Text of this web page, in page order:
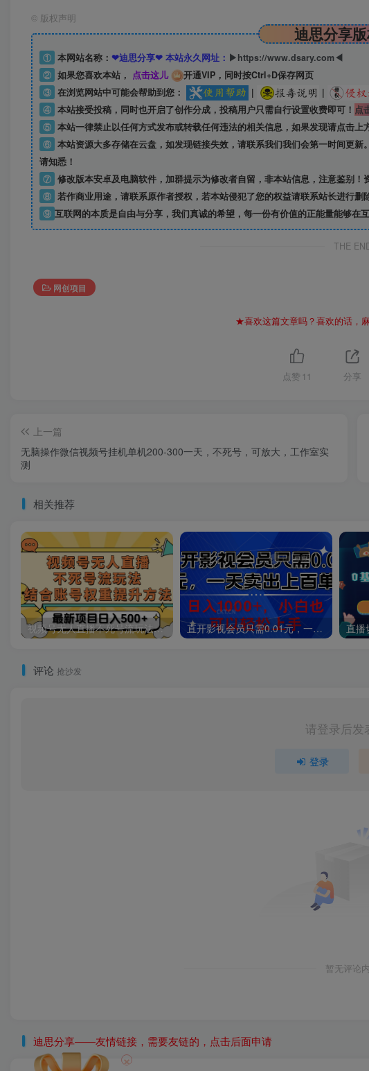
© 版权声明
迪思分享
① 本网站名称： ❤迪思分享❤ 本站永久网址： ▶https://www.dsary.com◀
② 如果您喜欢本站， 点击这儿
开通VIP，同时按Ctrl+D保存网页
③ 在浏览网站中可能会帮助到您： | |
④ 本站接受投稿，同时也开启了创作分成，投稿用户只需自行设置收费即可！ 点
⑤ 本站一律禁止以任何方式发布或转载任何违法的相关信息，如果发现请点击
⑥ 本站资源大多存储在云盘，如发现链接失效，请联系我们我们会第一时间更新
请知悉！
⑦ 修改版本安卓及电脑软件，加群提示为修改者自留， 非本站信息，注意鉴别！
⑧ 若作商业用途，请联系原作者授权，若本站侵犯了您的权益请联系站长进行删
⑨ 互联网的本质是自由与分享，我们真诚的希望，每一份有价值的正能量能够在互
THE
网创项目
★喜欢这篇文章吗？喜欢的话，
点赞 11 分享
上一篇
无脑操作微信视频号挂机单机200-300一天，不死号，可放大，工作室实
测
相关推荐
视频号无人直播不死号流玩法8.0，挂机直播不违规，单机日入500+ 直开影视会员只需0.01元，一天卖出上百单，日入1000+小白也可以轻松上手。
评论 抢沙发
请登录后发
登录
暂无评论
迪思分享——友情链接，需要友链的，点击后面申请